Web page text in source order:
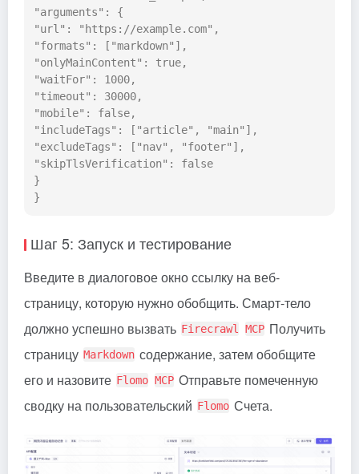
"arguments": {
"url": "https://example.com",
"formats": ["markdown"],
"onlyMainContent": true,
"waitFor": 1000,
"timeout": 30000,
"mobile": false,
"includeTags": ["article", "main"],
"excludeTags": ["nav", "footer"],
"skipTlsVerification": false
}
Шаг 5: Запуск и тестирование
Введите в диалоговое окно ссылку на веб-
страницу, которую нужно обобщить. Смарт-тело
должно успешно вызвать Firecrawl MCP Получить
страницу Markdown содержание, затем обобщите
его и назовите Flomo MCP Отправьте помеченную
сводку на пользовательский Flomo Счета.